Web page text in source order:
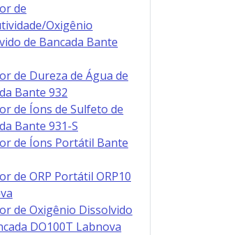
de
Oxigênio
de Bancada Bante
de Dureza de Água de
Bante 932
de Íons de Sulfeto de
Bante 931-S
de Íons Portátil Bante
de ORP Portátil ORP10
de Oxigênio Dissolvido
DO100T Labnova